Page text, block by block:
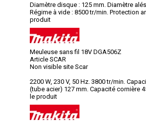
Diamètre disque : 125 mm. Diamètre
Régime à vide : 8500 tr/min. Protection
produit
Meuleuse sans fil 18V DGA506Z
Article SCAR
Non visible site Scar
2200 W, 230 V, 50 Hz. 3800 tr/min.
(tube acier) 127 mm. Capacité cornière
le produit